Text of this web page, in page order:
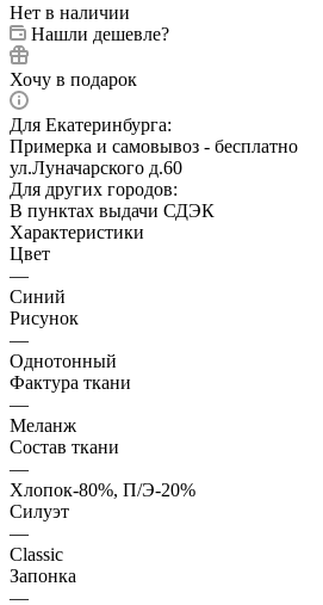
Нет в наличии
Нашли дешевле?
Хочу в подарок
Для Екатеринбурга:
Примерка и самовывоз - бесплатно
ул.Луначарского д.60
Для других городов:
В пунктах выдачи СДЭК
Характеристики
Цвет
—
Синий
Рисунок
—
Однотонный
Фактура ткани
—
Меланж
Состав ткани
—
Хлопок-80%, П/Э-20%
Силуэт
—
Classic
Запонка
—